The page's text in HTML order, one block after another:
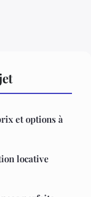
et options à
locative